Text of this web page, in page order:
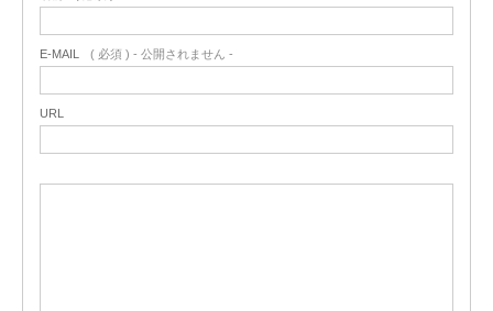
E-MAIL ( 必須 ) - 公開されません -
URL